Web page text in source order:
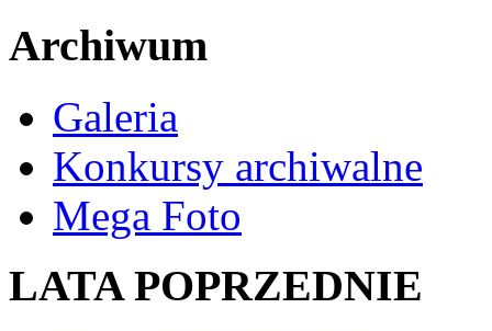
Archiwum
Galeria
Konkursy archiwalne
Mega Foto
LATA POPRZEDNIE